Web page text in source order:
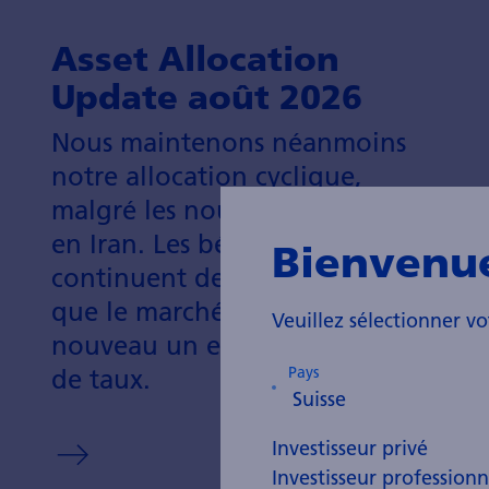
Asset Allocation
Update août 2026
Nous maintenons néanmoins
notre allocation cyclique,
malgré les nouvelles tensions
en Iran. Les bénéfices publiés
continuent de croître, tandis
que le marché anticipe à
nouveau un excès de hausses
de taux.
Veuillez sélectionner
Pays
Investisseur privé
Investisseur